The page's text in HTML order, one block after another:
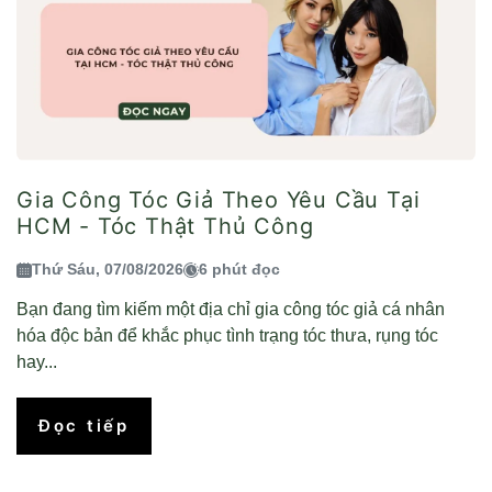
Gia Công Tóc Giả Theo Yêu Cầu Tại
HCM - Tóc Thật Thủ Công
Thứ Sáu, 07/08/2026 6 phút đọc
Bạn đang tìm kiếm một địa chỉ gia công tóc giả cá nhân
hóa độc bản để khắc phục tình trạng tóc thưa, rụng tóc
hay...
Đọc tiếp